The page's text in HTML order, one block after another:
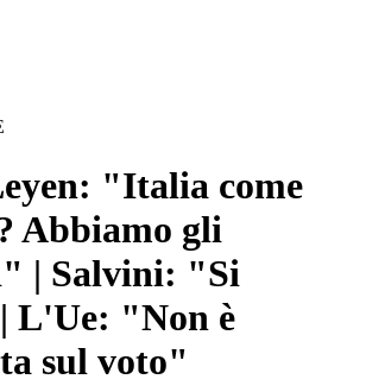
"Italia come
Abbiamo gli
| Salvini: "Si
L'Ue: "Non è
sul voto"